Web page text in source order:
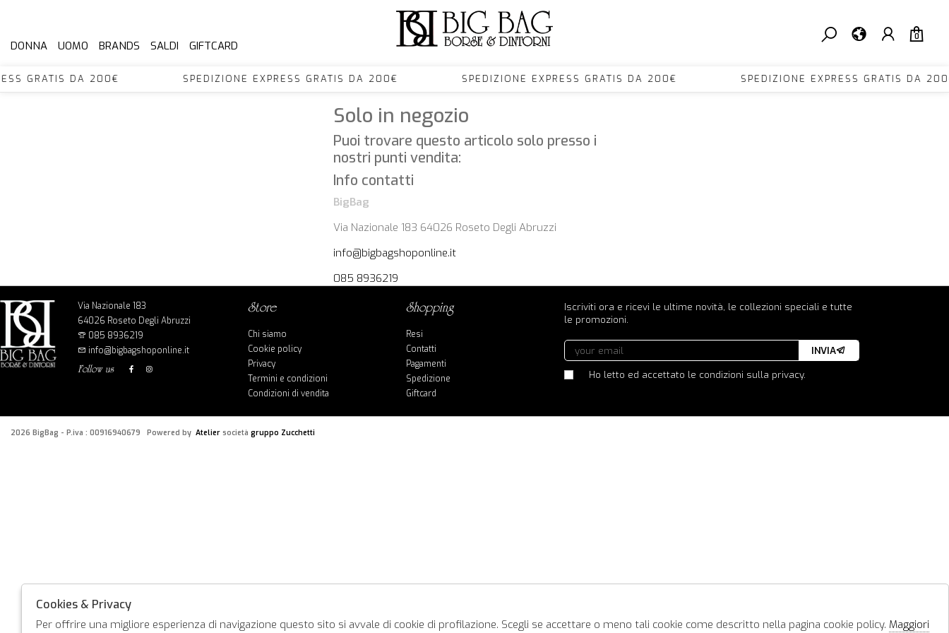
0
DONNA UOMO BRANDS SALDI GIFTCARD
GRATIS DA 200€ SPEDIZIONE EXPRESS GRATIS DA 200€ SPEDIZIONE EXPRESS GRATIS DA 200€ SPEDIZIONE EXPRESS
Solo in negozio
Puoi trovare questo articolo solo presso i
nostri punti vendita:
Info contatti
BigBag
Via Nazionale 183 64026 Roseto Degli Abruzzi
info@bigbagshoponline.it
085 8936219
Via Nazionale 183
64026 Roseto Degli Abruzzi
085 8936219
info@bigbagshoponline.it
follow us
store
Chi siamo
Cookie policy
Privacy
Termini e condizioni
Condizioni di vendita
shopping
Resi
Contatti
Pagamenti
Spedizione
Giftcard
Iscriviti ora e ricevi le ultime novità, le collezioni speciali e tutte
le promozioni.
Ho letto ed accettato le condizioni sulla privacy.
INVIA
2026 BigBag - P.iva : 00916940679 Powered by Atelier società gruppo Zucchetti
Cookies & Privacy
Per offrire una migliore esperienza di navigazione questo sito si avvale di cookie di profilazione. Scegli se accettare o meno tali cookie come descritto nella pagina cookie policy. Maggiori